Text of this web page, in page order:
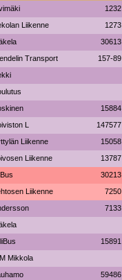
1232
Liikenne 1273
30613
Transport 157-89
15884
L 147577
Liikenne 15058
Liikenne 13787
30213
Liikenne 7250
7133
15891
Mikkola
59486